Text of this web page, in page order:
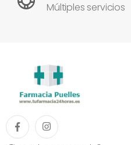
Múltiples servicios